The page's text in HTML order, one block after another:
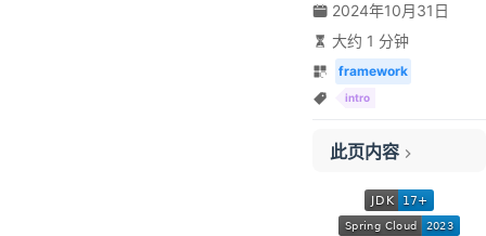
2024年10月31日
大约 1 分钟
framework
intro
此页内容
系统架构